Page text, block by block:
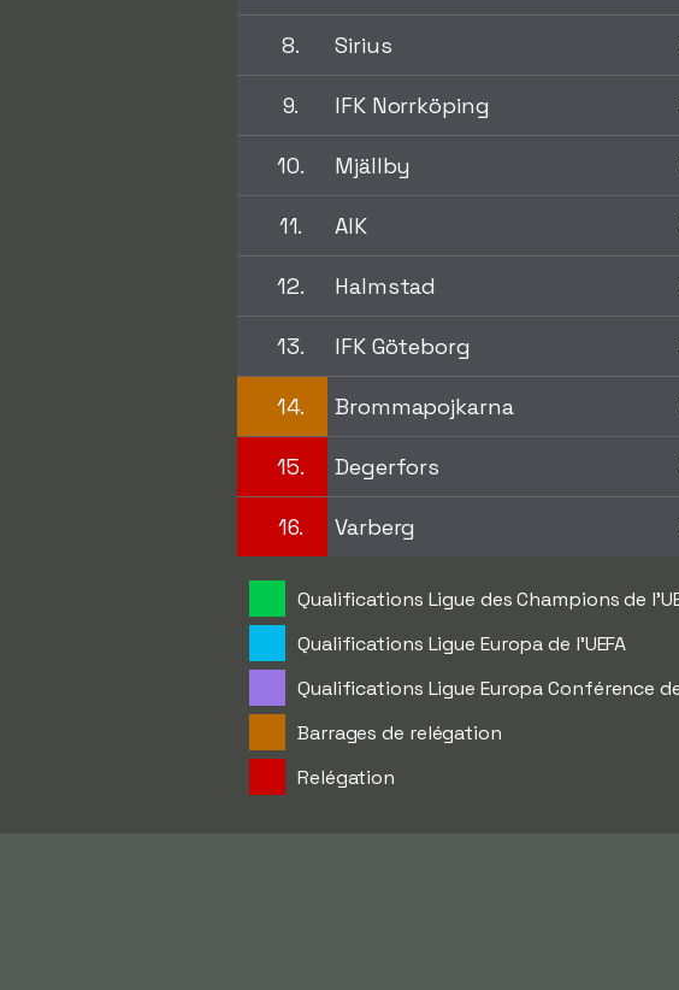
8. Sirius
9. IFK Norrköping
10. Mjällby
11. AIK
12. Halmstad
13. IFK Göteborg
14. Brommapojkarna
15. Degerfors
16. Varberg
Qualifications Ligue des Champions de
Qualifications Ligue Europa de l'UEFA
Qualifications Ligue Europa Conférence de
Barrages de relégation
Relégation